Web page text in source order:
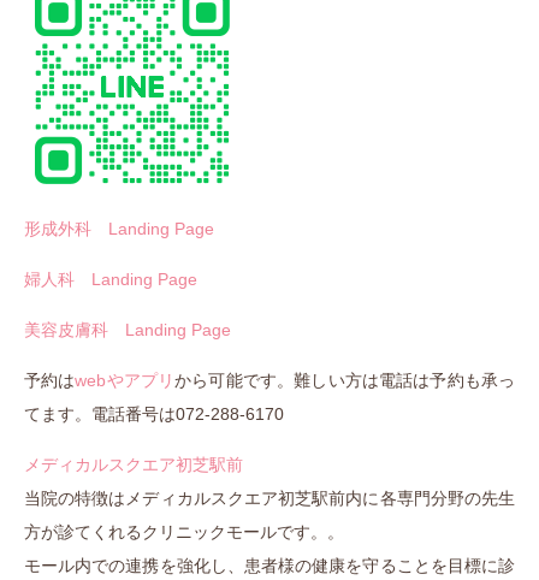
形成外科 Landing Page
婦人科 Landing Page
美容皮膚科 Landing Page
予約はwebやアプリから可能です。難しい方は電話は予約も承っ
てます。電話番号は072-288-6170
メディカルスクエア初芝駅前
当院の特徴はメディカルスクエア初芝駅前内に各専門分野の先生
方が診てくれるクリニックモールです。。
モール内での連携を強化し、患者様の健康を守ることを目標に診